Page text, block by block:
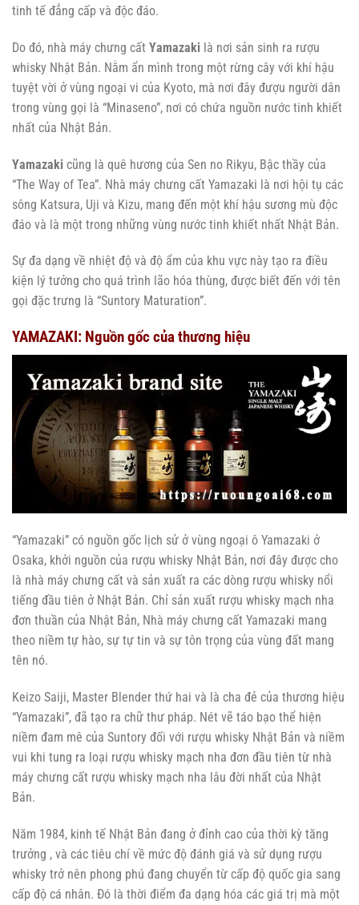
tinh tế đẳng cấp và độc đáo.
Do đó, nhà máy chưng cất Yamazaki là nơi sản sinh ra rượu
whisky Nhật Bản. Nằm ẩn mình trong một rừng cây với khí hậu
tuyệt vời ở vùng ngoại vi của Kyoto, mà nơi đây đượu người dân
trong vùng gọi là “Minaseno”, nơi có chứa nguồn nước tinh khiết
nhất của Nhật Bản.
Yamazaki cũng là quê hương của Sen no Rikyu, Bậc thầy của
“The Way of Tea”. Nhà máy chưng cất Yamazaki là nơi hội tụ các
sông Katsura, Uji và Kizu, mang đến một khí hậu sương mù độc
đáo và là một trong những vùng nước tinh khiết nhất Nhật Bản.
Sự đa dạng về nhiệt độ và độ ẩm của khu vực này tạo ra điều
kiện lý tưởng cho quá trình lão hóa thùng, được biết đến với tên
gọi đặc trưng là “Suntory Maturation”.
YAMAZAKI: Nguồn gốc của thương hiệu
“Yamazaki” có nguồn gốc lịch sử ở vùng ngoại ô Yamazaki ở
Osaka, khởi nguồn của rượu whisky Nhật Bản, nơi đây được cho
là nhà máy chưng cất và sản xuất ra các dòng rượu whisky nổi
tiếng đầu tiên ở Nhật Bản. Chỉ sản xuất rượu whisky mạch nha
đơn thuần của Nhật Bản, Nhà máy chưng cất Yamazaki mang
theo niềm tự hào, sự tự tin và sự tôn trọng của vùng đất mang
tên nó.
Keizo Saiji, Master Blender thứ hai và là cha đẻ của thương hiệu
“Yamazaki”, đã tạo ra chữ thư pháp. Nét vẽ táo bạo thể hiện
niềm đam mê của Suntory đối với rượu whisky Nhật Bản và niềm
vui khi tung ra loại rượu whisky mạch nha đơn đầu tiên từ nhà
máy chưng cất rượu whisky mạch nha lâu đời nhất của Nhật
Bản.
Năm 1984, kinh tế Nhật Bản đang ở đỉnh cao của thời kỳ tăng
trưởng , và các tiêu chí về mức độ đánh giá và sử dụng rượu
whisky trở nên phong phú đang chuyển từ cấp độ quốc gia sang
cấp độ cá nhân. Đó là thời điểm đa dạng hóa các giá trị mà một